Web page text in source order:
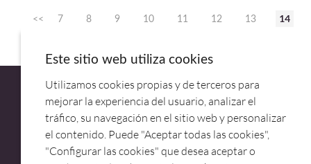
<< 7 8 9 10 11 12 13 14
ATENCIÓN AL CLIENTE
Este sitio web utiliza cookies
Utilizamos cookies propias y de terceros para
mejorar la experiencia del usuario, analizar el
tráfico, su navegación en el sitio web y personalizar
el contenido. Puede "Aceptar todas las cookies",
"Configurar las cookies" que desea aceptar o